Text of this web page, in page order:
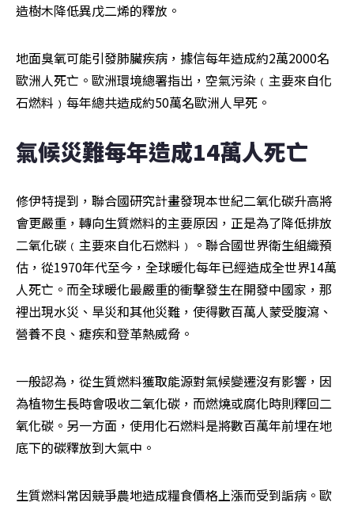
造樹木降低異戊二烯的釋放。
地面臭氧可能引發肺臟疾病，據信每年造成約2萬2000名
歐洲人死亡。歐洲環境總署指出，空氣污染﹙主要來自化
石燃料﹚每年總共造成約50萬名歐洲人早死。
氣候災難每年造成14萬人死亡
修伊特提到，聯合國研究計畫發現本世紀二氧化碳升高將
會更嚴重，轉向生質燃料的主要原因，正是為了降低排放
二氧化碳﹙主要來自化石燃料﹚。聯合國世界衛生組織預
估，從1970年代至今，全球暖化每年已經造成全世界14萬
人死亡。而全球暖化最嚴重的衝擊發生在開發中國家，那
裡出現水災、旱災和其他災難，使得數百萬人蒙受腹瀉、
營養不良、瘧疾和登革熱威脅。
一般認為，從生質燃料獲取能源對氣候變遷沒有影響，因
為植物生長時會吸收二氧化碳，而燃燒或腐化時則釋回二
氧化碳。另一方面，使用化石燃料是將數百萬年前埋在地
底下的碳釋放到大氣中。
生質燃料常因競爭農地造成糧食價格上漲而受到詬病。歐